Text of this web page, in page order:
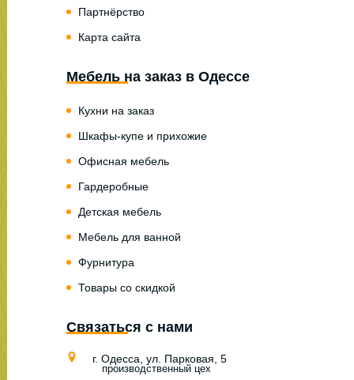
Партнёрство
Карта сайта
Мебель на заказ в Одессе
Кухни на заказ
Шкафы-купе и прихожие
Офисная мебель
Гардеробные
Детская мебель
Мебель для ванной
Фурнитура
Товары со скидкой
Связаться с нами
г. Одесса, ул. Парковая, 5
производственный цех